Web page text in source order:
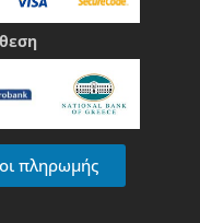
πληρωμής